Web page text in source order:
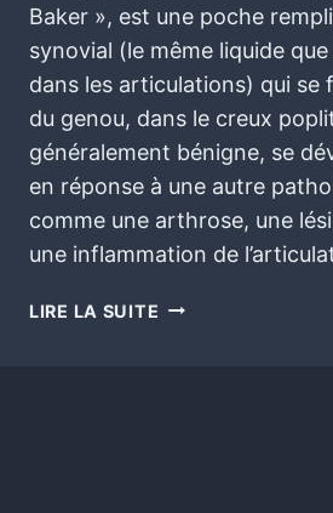
Baker », est une poche
synovial (le même liquide que
dans les articulations) qui se
du genou, dans le creux
généralement bénigne, se
en réponse à une autre
comme une arthrose, une
une inflammation de
LIRE LA SUITE